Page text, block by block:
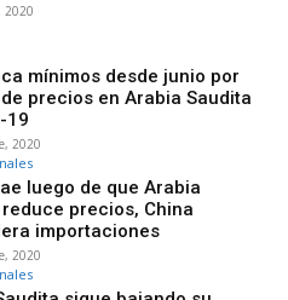
2020
mínimos desde junio por
precios en Arabia Saudita
19
2020
luego de que Arabia
precios, China
importaciones
2020